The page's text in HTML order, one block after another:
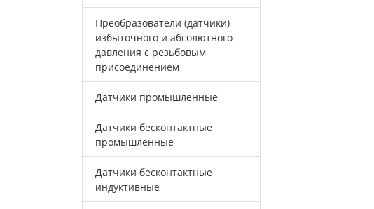
Преобразователи (датчики)
избыточного и абсолютного
давления с резьбовым
присоединением
Датчики промышленные
Датчики бесконтактные
промышленные
Датчики бесконтактные
индуктивные